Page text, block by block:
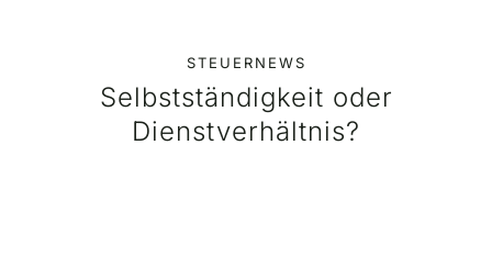
STEUERNEWS
Selbstständigkeit oder
Dienstverhältnis?